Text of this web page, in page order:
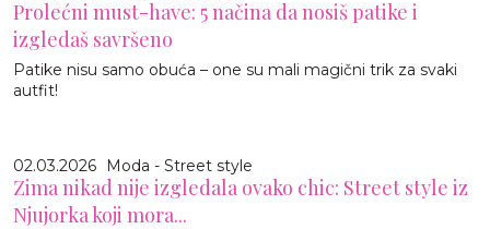
Prolećni must-have: 5 načina da nosiš patike i
izgledaš savršeno
Patike nisu samo obuća – one su mali magični trik za svaki
autfit!
02.03.2026 Moda - Street style
Zima nikad nije izgledala ovako chic: Street style iz
Njujorka koji mora...